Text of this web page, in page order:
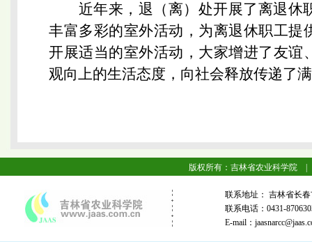
近年来，退（离）处开展了离退休
丰富多彩的室外活动，为离退休职工
开展适当的室外活动，大家增进了友
观向上的生活态度，向社会释放传递了
版权所有：吉林省农业科学院 |
联系地址： 吉林省
联系电话：0431-
E-mail：